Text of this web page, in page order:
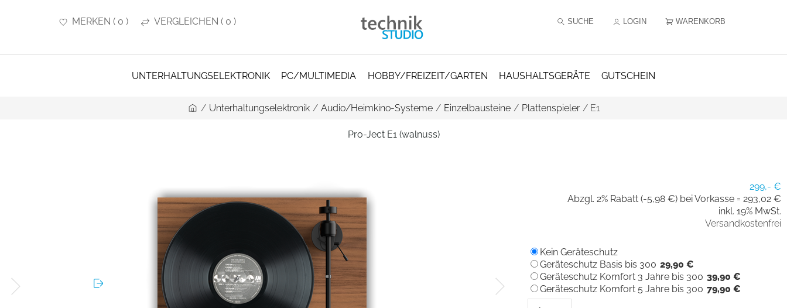
MERKEN ( 0 ) VERGLEICHEN ( 0 ) SUCHE LOGIN WARENKORB
UNTERHALTUNGSELEKTRONIK PC/MULTIMEDIA HOBBY/FREIZEIT/GARTEN HAUSHALTSGERÄTE GUTSCHEIN
/ Unterhaltungselektronik / Audio/Heimkino-Systeme / Einzelbausteine / Plattenspieler / E1
Pro-Ject E1 (walnuss)
299,- €
Abzgl. 2% Rabatt (-5,98 €) bei Vorkasse = 293,02 €
inkl. 19% MwSt.
Versandkostenfrei
Kein Geräteschutz
Geräteschutz Basis bis 300 29,90 €
Geräteschutz Komfort 3 Jahre bis 300 39,90 €
Geräteschutz Komfort 5 Jahre bis 300 79,90 €